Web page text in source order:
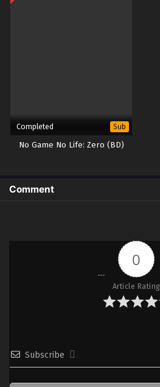
Completed Sub
No Game No Life: Zero (BD)
Comment
0
Article Rating
Subscribe